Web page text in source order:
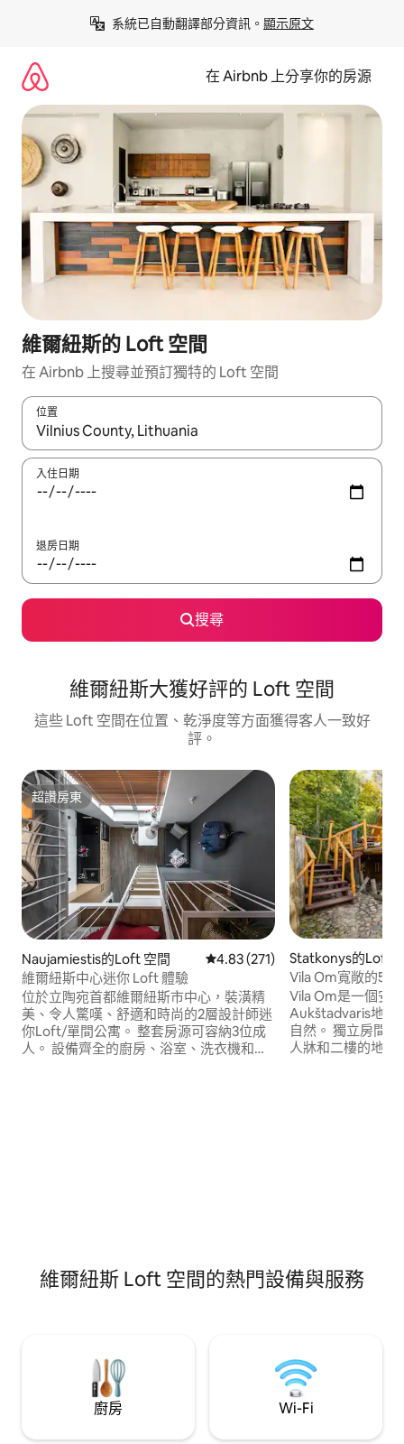
系統已自動翻譯部分資訊。 顯示原文
在 Airbnb 上分享你的房源
維爾紐斯的 Loft 空間
在 Airbnb 上搜尋並預訂獨特的 Loft 空間
位置
如有搜尋結果，瀏覽內容時請使用上下箭頭，或輕點、滑動裝置。
入住日期
退房日期
搜尋
維爾紐斯大獲好評的 Loft 空間
這些 Loft 空間在位置、乾淨度等方面獲得客人一致好
評。
超讚房東
超讚房東
Naujamiestis的Loft 空間 從 271 則評價中獲得 4.83 的平
4.83 (271)
維爾紐斯中心迷你 Loft 體驗
位於立陶宛首都維爾紐斯市中心，裝潢精
美、令人驚嘆、舒適和時尚的2層設計師迷
你Loft/單間公寓。 整套房源可容納3位成
人。 設備齊全的廚房、浴室、洗衣機和烘
Statkonys的Loft
Vila Om寬敞的5
Vila Om是一個安
Aukštadvaris地區
自然。 獨立房間
人牀和二樓的地板
維爾紐斯 Loft 空間的熱門設備與服務
廚房 Wi-Fi